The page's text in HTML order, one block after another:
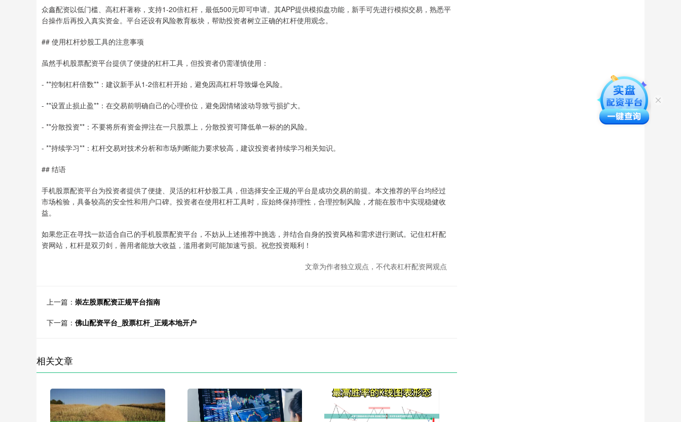
众鑫配资以低门槛、高杠杆著称，支持1-20倍杠杆，最低500元即可申请。其APP提供模拟盘功能，新手可先进行模拟交易，熟悉平
台操作后再投入真实资金。平台还设有风险教育板块，帮助投资者树立正确的杠杆使用观念。
## 使用杠杆炒股工具的注意事项
虽然手机股票配资平台提供了便捷的杠杆工具，但投资者仍需谨慎使用：
- **控制杠杆倍数**：建议新手从1-2倍杠杆开始，避免因高杠杆导致爆仓风险。
- **设置止损止盈**：在交易前明确自己的心理价位，避免因情绪波动导致亏损扩大。
- **分散投资**：不要将所有资金押注在一只股票上，分散投资可降低单一标的的风险。
- **持续学习**：杠杆交易对技术分析和市场判断能力要求较高，建议投资者持续学习相关知识。
## 结语
手机股票配资平台为投资者提供了便捷、灵活的杠杆炒股工具，但选择安全正规的平台是成功交易的前提。本文推荐的平台均经过
市场检验，具备较高的安全性和用户口碑。投资者在使用杠杆工具时，应始终保持理性，合理控制风险，才能在股市中实现稳健收
益。
如果您正在寻找一款适合自己的手机股票配资平台，不妨从上述推荐中挑选，并结合自身的投资风格和需求进行测试。记住杠杆配
资网站，杠杆是双刃剑，善用者能放大收益，滥用者则可能加速亏损。祝您投资顺利！
文章为作者独立观点，不代表杠杆配资网观点
上一篇： 崇左股票配资正规平台指南
下一篇： 佛山配资平台_股票杠杆_正规本地开户
相关文章